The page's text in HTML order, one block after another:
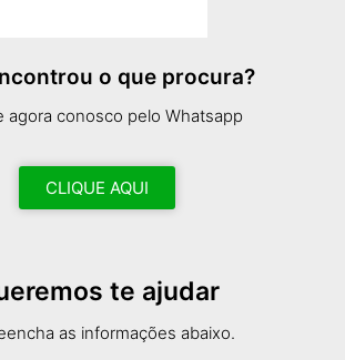
o que procura?
agora conosco pelo Whatsapp
CLIQUE AQUI
te ajudar
as informações abaixo.